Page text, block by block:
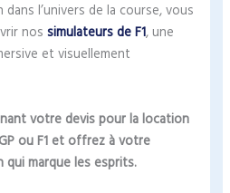
l’univers de la course, vous
nossimulateurs de F1, une
et visuellement
votre devis pour la location
ou F1 et offrez à votre
qui marque les esprits.